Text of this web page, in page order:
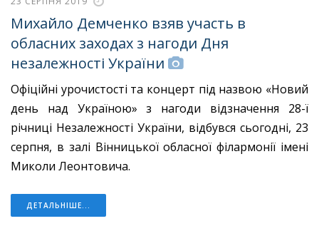
Михайло Демченко взяв участь в
обласних заходах з нагоди Дня
незалежності України
Офіційні урочистості та концерт під назвою «Новий
день над Україною» з нагоди відзначення 28-ї
річниці Незалежності України, відбувся сьогодні, 23
серпня, в залі Вінницької обласної філармонії імені
Миколи Леонтовича.
ДЕТАЛЬНІШЕ...